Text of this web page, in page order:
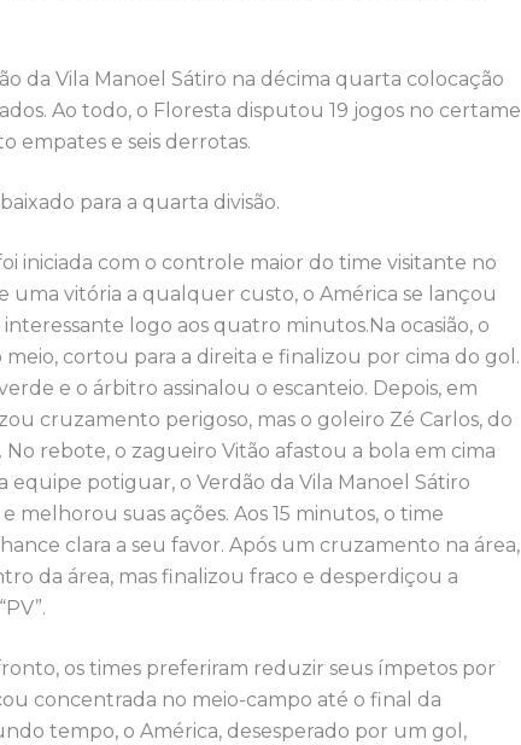
da Vila Manoel Sátiro na décima quarta colocação
Ao todo, o Floresta disputou 19 jogos no certame
empates e seis derrotas.
para a quarta divisão.
iniciada com o controle maior do time visitante no
uma vitória a qualquer custo, o América se lançou
logo aos quatro minutos.Na ocasião, o
cortou para a direita e finalizou por cima do gol.
e o árbitro assinalou o escanteio. Depois, em
cruzamento perigoso, mas o goleiro Zé Carlos, do
rebote, o zagueiro Vitão afastou a bola em cima
equipe potiguar, o Verdão da Vila Manoel Sátiro
melhorou suas ações. Aos 15 minutos, o time
clara a seu favor. Após um cruzamento na área,
da área, mas finalizou fraco e desperdiçou a
os times preferiram reduzir seus ímpetos por
concentrada no meio-campo até o final da
tempo, o América, desesperado por um gol,